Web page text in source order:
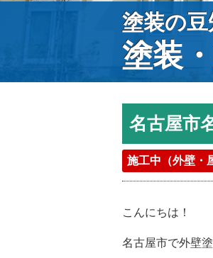
塗装の
塗装
名古屋市
施工中（外壁・
こんにちは！
名古屋市で外壁